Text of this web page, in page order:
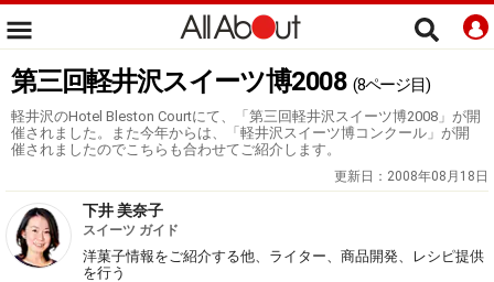
第三回軽井沢スイーツ博2008 (8ページ目)
軽井沢のHotel Bleston Courtにて、「第三回軽井沢スイーツ博2008」が開
催されました。また今年からは、「軽井沢スイーツ博コンクール」が開
催されましたのでこちらも合わせてご紹介します。
更新日： 2008年08月18日
下井 美奈子
スイーツ ガイド
洋菓子情報をご紹介する他、ライター、商品開発、レシピ提供
を行う